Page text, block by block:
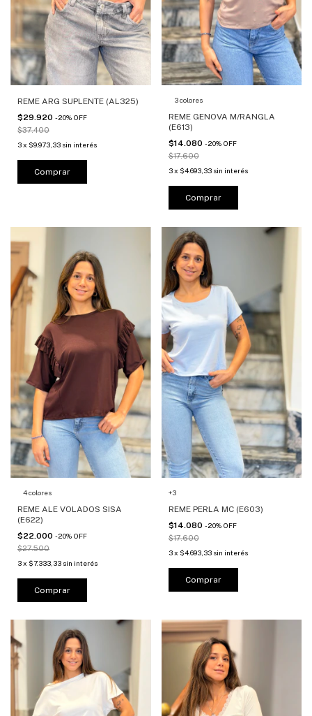
REME ARG SUPLENTE (AL325)
$29.920 -20% OFF
$37.400
3x $9.973,33 sin interés
Comprar
3 colores
REME GENOVA M/RANGLA
(E613)
$14.080 -20% OFF
$17.600
3 x $4.693,33 sin interés
Comprar
4 colores
REME ALE VOLADOS SISA
(E622)
$22.000 -20% OFF
$27.500
3x $7.333,33 sin interés
Comprar
+3
REME PERLA MC (E603)
$14.080 -20% OFF
$17.600
3 x $4.693,33 sin interés
Comprar